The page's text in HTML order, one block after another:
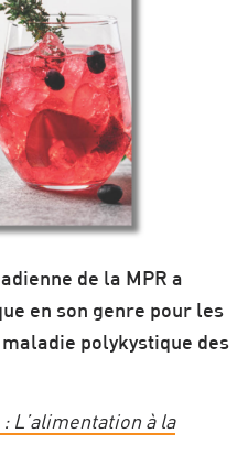
de la MPR a
en son genre pour les
polykystique des
L’alimentation à la